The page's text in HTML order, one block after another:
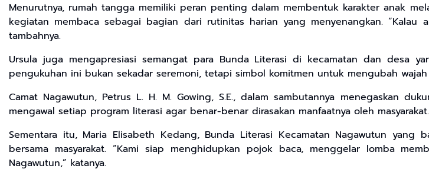
Menurutnya, rumah tangga memiliki peran penting dalam membentuk karakter anak
kegiatan membaca sebagai bagian dari rutinitas harian yang menyenangkan.
tambahnya.
Ursula juga mengapresiasi semangat para Bunda Literasi di kecamatan dan desa
pengukuhan ini bukan sekadar seremoni, tetapi simbol komitmen untuk mengubah
Camat Nagawutun, Petrus L. H. M. Gowing, S.E., dalam sambutannya menegaskan
mengawal setiap program literasi agar benar-benar dirasakan manfaatnya oleh
Sementara itu, Maria Elisabeth Kedang, Bunda Literasi Kecamatan Nagawutun yang
bersama masyarakat. “Kami siap menghidupkan pojok baca, menggelar lomba
Nagawutun,” katanya.